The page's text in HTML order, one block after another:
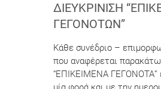
ΔΙΕΥΚΡΊΝΙΣΗ
ΓΕΓΟΝΌΤΩΝ”
Κάθε συνέδριο –
που αναφέρεται
“ΕΠΙΚΕΙΜΕΝΑ ΓΕΓΟΝΟΤΑ”